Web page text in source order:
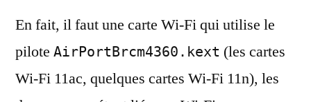
cas
En fait, il faut une carte Wi-Fi qui utilise le
pilote AirPortBrcm4360.kext (les cartes
Wi-Fi 11ac, quelques cartes Wi-Fi 11n), les